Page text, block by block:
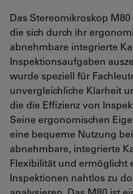
Das Stereomikroskop
die sich durch ihr
abnehmbare integrierte
Inspektionsaufgaben
wurde speziell für
unvergleichliche Klarheit
die die Effizienz von
Seine ergonomischen
eine bequeme Nutzung
abnehmbare, integrierte
Flexibilität und ermöglicht
Inspektionen nahtlos zu